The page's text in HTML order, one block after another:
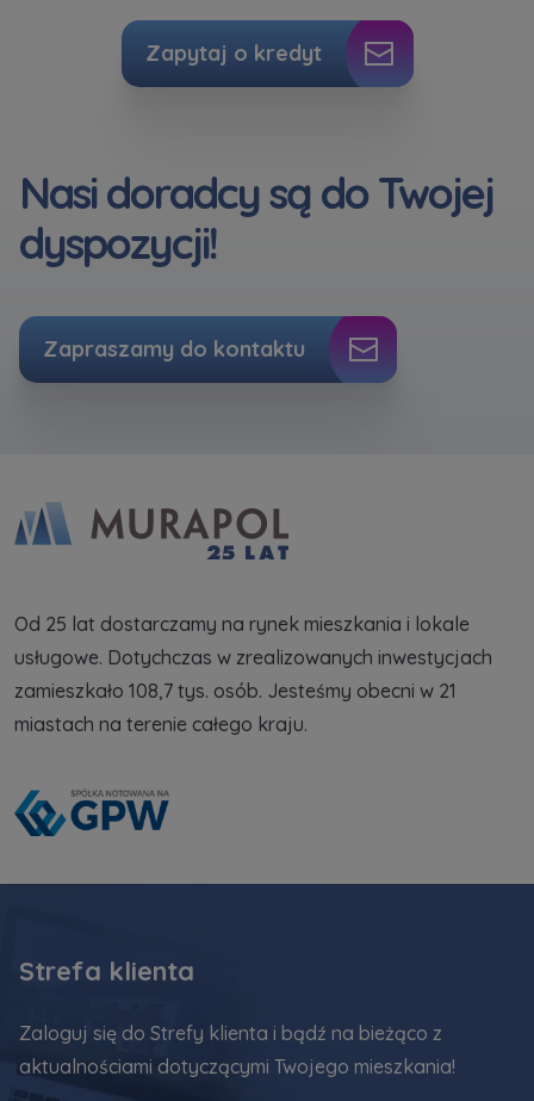
Polityce prywatności.
Zapytaj o kredyt
Nasi doradcy są do Twojej
dyspozycji!
Zapraszamy do kontaktu
Od 25 lat dostarczamy na rynek mieszkania i lokale
usługowe. Dotychczas w zrealizowanych inwestycjach
zamieszkało 108,7 tys. osób. Jesteśmy obecni w 21
miastach na terenie całego kraju.
Strefa klienta
Zaloguj się do Strefy klienta i bądź na bieżąco z
aktualnościami dotyczącymi Twojego mieszkania!